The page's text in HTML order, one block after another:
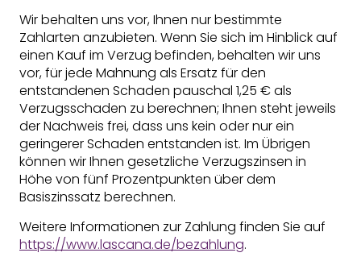
Wir behalten uns vor, Ihnen nur bestimmte
Zahlarten anzubieten. Wenn Sie sich im Hinblick auf
einen Kauf im Verzug befinden, behalten wir uns
vor, für jede Mahnung als Ersatz für den
entstandenen Schaden pauschal 1,25 € als
Verzugsschaden zu berechnen; Ihnen steht jeweils
der Nachweis frei, dass uns kein oder nur ein
geringerer Schaden entstanden ist. Im Übrigen
können wir Ihnen gesetzliche Verzugszinsen in
Höhe von fünf Prozentpunkten über dem
Basiszinssatz berechnen.
Weitere Informationen zur Zahlung finden Sie auf
https://www.lascana.de/bezahlung.